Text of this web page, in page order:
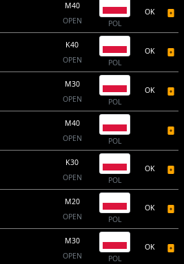
M40
OPEN
POL
OK
K40
OPEN
POL
OK
M30
OPEN
POL
OK
M40
OPEN
POL
K30
OPEN
POL
OK
M20
OPEN
POL
OK
M30
OPEN
POL
OK